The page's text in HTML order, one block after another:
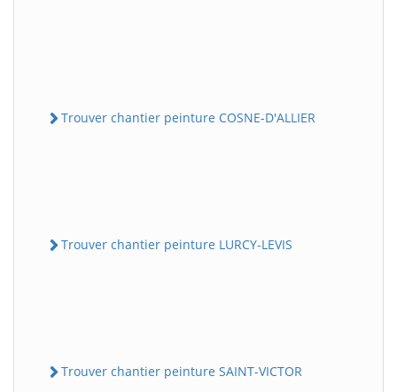
Trouver chantier peinture COSNE-D'ALLIER
Trouver chantier peinture LURCY-LEVIS
Trouver chantier peinture SAINT-VICTOR